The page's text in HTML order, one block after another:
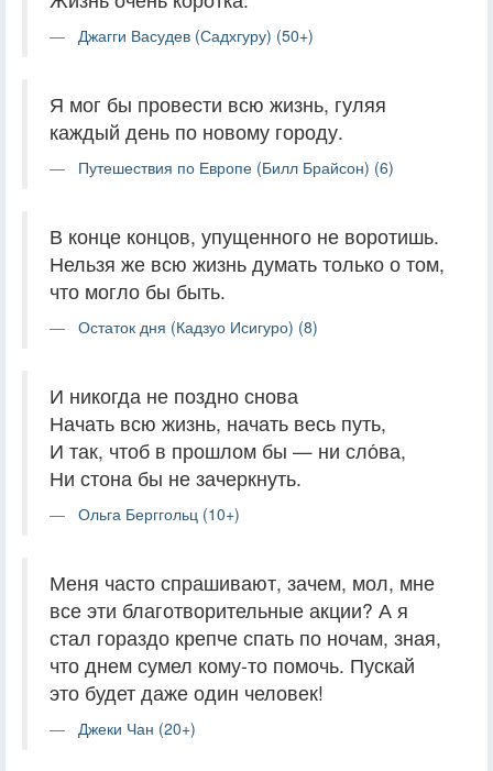
Джагги Васудев (Садхгуру) (50+)
Я мог бы провести всю жизнь, гуляя
каждый день по новому городу.
Путешествия по Европе (Билл Брайсон) (6)
В конце концов, упущенного не воротишь.
Нельзя же всю жизнь думать только о том,
что могло бы быть.
Остаток дня (Кадзуо Исигуро) (8)
И никогда не поздно снова
Начать всю жизнь, начать весь путь,
И так, чтоб в прошлом бы — ни сло́ва,
Ни стона бы не зачеркнуть.
Ольга Берггольц (10+)
Меня часто спрашивают, зачем, мол, мне
все эти благотворительные акции? А я
стал гораздо крепче спать по ночам, зная,
что днем сумел кому-то помочь. Пускай
это будет даже один человек!
Джеки Чан (20+)